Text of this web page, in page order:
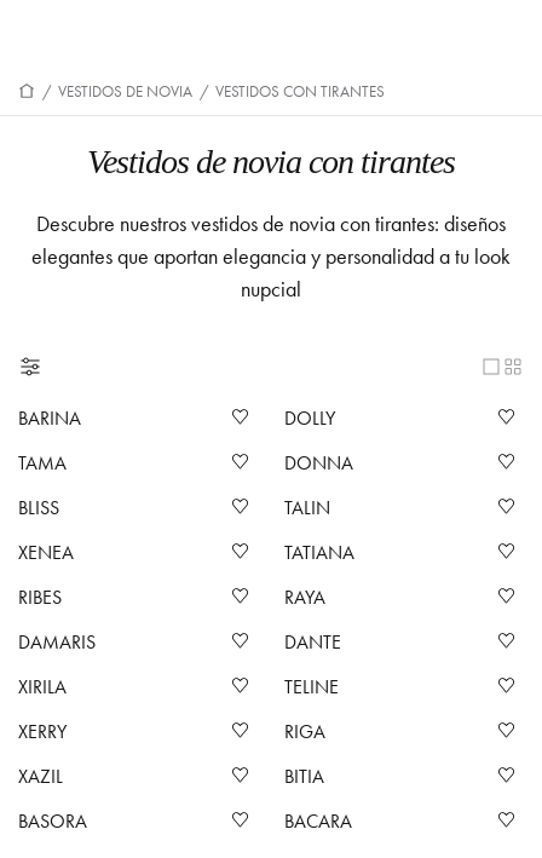
/ VESTIDOS DE NOVIA / VESTIDOS CON TIRANTES
Vestidos de novia con tirantes
Descubre nuestros vestidos de novia con tirantes: diseños
elegantes que aportan elegancia y personalidad a tu look
nupcial
BARINA
DOLLY
TAMA
DONNA
BLISS
TALIN
XENEA
TATIANA
RIBES
RAYA
DAMARIS
DANTE
XIRILA
TELINE
XERRY
RIGA
XAZIL
BITIA
BASORA
BACARA